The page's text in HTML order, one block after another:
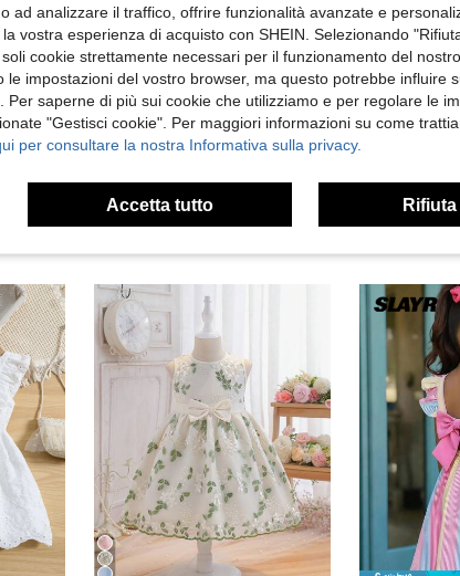
Utile (0)
ad analizzare il traffico, offrire funzionalità avanzate e
vostra esperienza di acquisto con SHEIN. Selezionando
cookie strettamente necessari per il funzionamento del
le impostazioni del vostro browser, ma questo potrebbe influire
Per saperne di più sui cookie che utilizziamo e per regolare le
"Gestisci cookie". Per maggiori informazioni su come
per consultare la nostra Informativa sulla privacy.
Accetta tutto